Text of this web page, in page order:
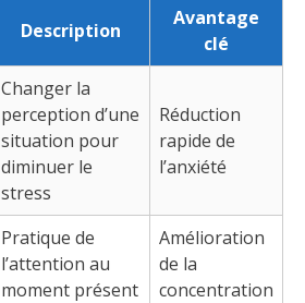
Description
Avantage
clé
Changer la
perception d’une
situation pour
diminuer le
stress
Réduction
rapide de
l’anxiété
Pratique de
l’attention au
moment présent
Amélioration
de la
concentration